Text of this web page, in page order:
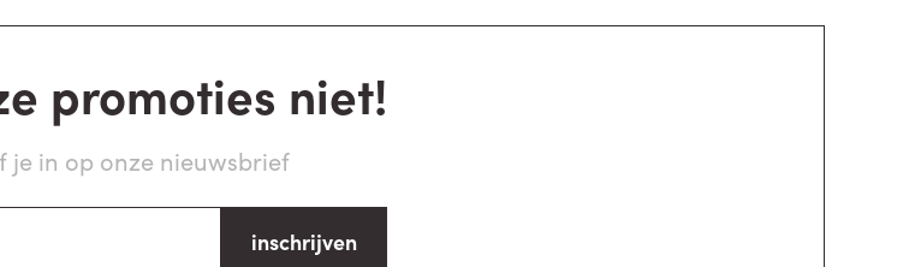
promoties niet!
je in op onze nieuwsbrief
inschrijven